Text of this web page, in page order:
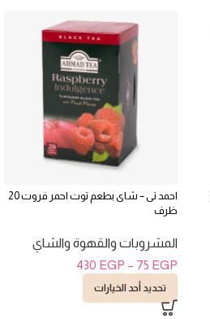
احمد تى – شاى بطعم توت احمر فروت 20
ظرف
المشروبات والقهوة والشاي
75 EGP
–
430 EGP
تحديد أحد الخيارات